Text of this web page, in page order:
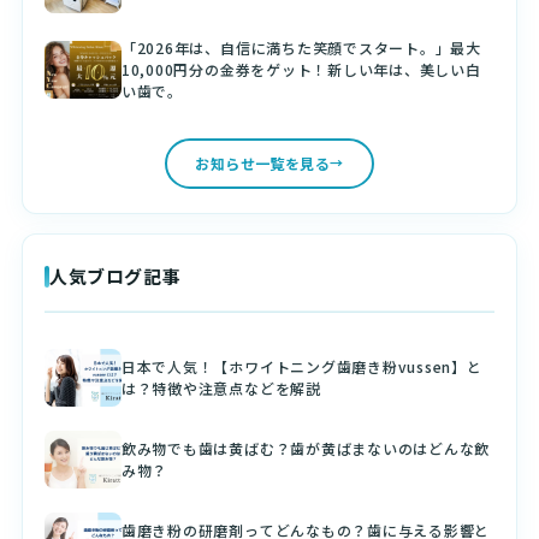
「2026年は、自信に満ちた笑顔でスタート。」最大
10,000円分の金券をゲット！新しい年は、美しい白
い歯で。
お知らせ一覧を見る
人気ブログ記事
日本で人気！【ホワイトニング歯磨き粉vussen】と
は？特徴や注意点などを解説
飲み物でも歯は黄ばむ？歯が黄ばまないのはどんな飲
み物？
歯磨き粉の研磨剤ってどんなもの？歯に与える影響と